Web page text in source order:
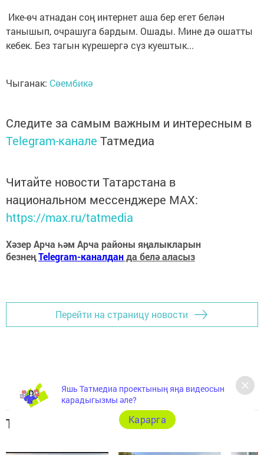
Ике-өч атнадан соң интернет аша бер егет белән
танышып, очрашуга бардым. Ошады. Мине дә ошатты
кебек. Без тагын күрешергә сүз куештык...
Чыганак: Сөембикә
Следите за самым важным и интересным в
Telegram-канале Татмедиа
Читайте новости Татарстана в
национальном мессенджере MАХ:
https://max.ru/tatmedia
Хәзер Арча һәм Арча районы яңалыкларын
безнеңTelegram-каналданда белә аласыз
Перейти на страницу новости
Топ 5 новостей
Яшь Татмедиа проектының яңа видеосын
карадыгызмы әле?
Карарга